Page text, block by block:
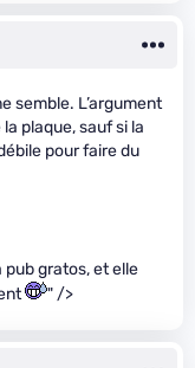
semble. L’argument
plaque, sauf si la
pour faire du
pub gratos, et elle
" />